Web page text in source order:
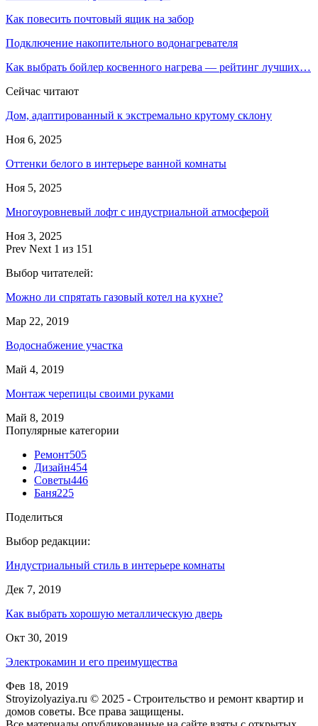
Как повесить почтовый ящик на забор
Подключение накопительного водонагревателя
Как выбрать бойлер косвенного нагрева — рейтинг лучших…
Сейчас читают
Дом, адаптированный к экстремально крутому склону
Ноя 6, 2025
Оттенки белого в интерьере ванной комнаты
Ноя 5, 2025
Многоуровневый лофт с индустриальной атмосферой
Ноя 3, 2025
Prev Next 1 из 151
Выбор читателей:
Можно ли спрятать газовый котел на кухне?
Мар 22, 2019
Водоснабжение участка
Май 4, 2019
Монтаж черепицы своими руками
Май 8, 2019
Популярные категории
Ремонт505
Дизайн454
Советы446
Баня225
Поделиться
Выбор редакции:
Индустриальный стиль в интерьере комнаты
Дек 7, 2019
Как выбрать хорошую металлическую дверь
Окт 30, 2019
Электрокамин и его преимущества
Фев 18, 2019
Stroyizolyaziya.ru © 2025 - Строительство и ремонт квартир и
домов советы. Все права защищены.